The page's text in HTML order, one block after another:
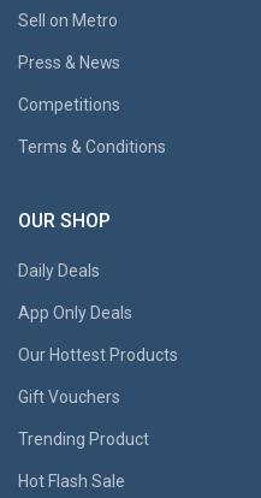
Sell on Metro
Press & News
Competitions
Terms & Conditions
OUR SHOP
Daily Deals
App Only Deals
Our Hottest Products
Gift Vouchers
Trending Product
Hot Flash Sale